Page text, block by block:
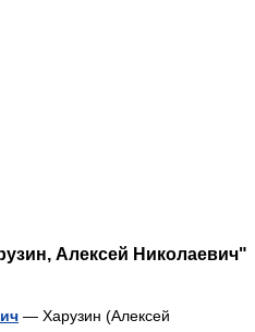
Алексей Николаевич"
— Харузин (Алексей